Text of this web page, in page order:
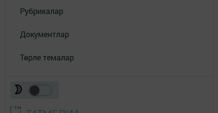
Рубрикалар
Документлар
Төрле темалар